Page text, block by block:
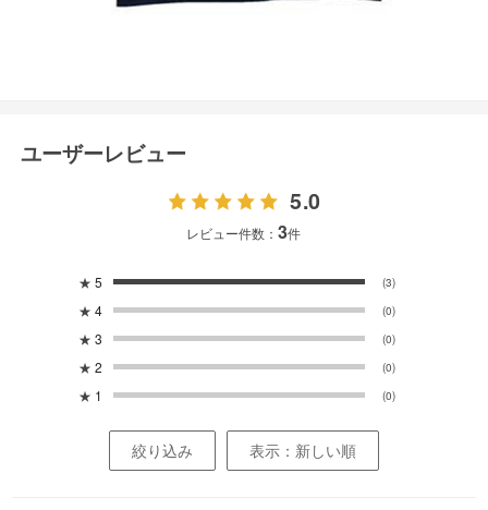
ユーザーレビュー
5.0
レビュー件数：3件
★ 5 (3)
★ 4 (0)
★ 3 (0)
★ 2 (0)
★ 1 (0)
絞り込み 表示：新しい順